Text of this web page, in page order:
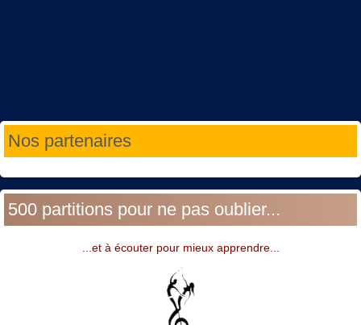
Nos partenaires
500 partitions pour ne pas oublier...
...et à écouter pour mieux apprendre...
Année
précédente
Mois
précédent
Année
suivante
Mois
suivant